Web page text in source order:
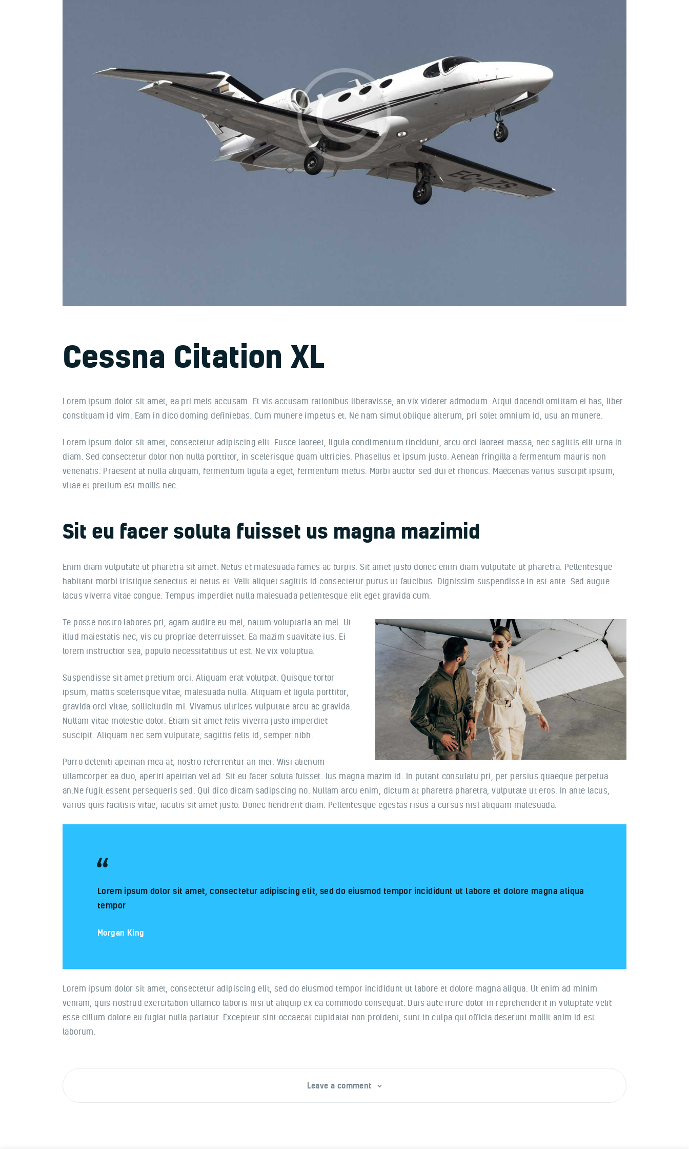
Cessna Citation XL
Lorem ipsum dolor sit amet, ea pri meis accusam. Et vis accusam rationibus liberavisse, an vix viderer admodum. Atqui docendi omittam ei has, liber
constituam id vim. Eam in dico doming definiebas. Cum munere impetus et. Ne nam simul oblique alterum, pri solet omnium id, usu an munere.
Lorem ipsum dolor sit amet, consectetur adipiscing elit. Fusce laoreet, ligula condimentum tincidunt, arcu orci laoreet massa, nec sagittis elit urna in
diam. Sed consectetur dolor non nulla porttitor, in scelerisque quam ultricies. Phasellus et ipsum justo. Aenean fringilla a fermentum mauris non
venenatis. Praesent at nulla aliquam, fermentum ligula a eget, fermentum metus. Morbi auctor sed dui et rhoncus. Maecenas varius suscipit ipsum,
vitae et pretium est mollis nec.
Sit eu facer soluta fuisset us magna mazimid
Enim diam vulputate ut pharetra sit amet. Netus et malesuada fames ac turpis. Sit amet justo donec enim diam vulputate ut pharetra. Pellentesque
habitant morbi tristique senectus et netus et. Velit aliquet sagittis id consectetur purus ut faucibus. Dignissim suspendisse in est ante. Sed augue
lacus viverra vitae congue. Tempus imperdiet nulla malesuada pellentesque elit eget gravida cum.
Te posse nostro labores pri, agam audire eu mei, natum voluptaria an mel. Ut
illud maiestatis nec, vis cu propriae deterruisset. Ea mazim suavitate ius. Ei
lorem instructior sea, populo necessitatibus ut est. Ne vix voluptua.
Suspendisse sit amet pretium orci. Aliquam erat volutpat. Quisque tortor
ipsum, mattis scelerisque vitae, malesuada nulla. Aliquam et ligula porttitor,
gravida orci vitae, sollicitudin mi. Vivamus ultrices vulputate arcu ac gravida.
Nullam vitae molestie dolor. Etiam sit amet felis viverra justo imperdiet
suscipit. Aliquam nec sem vulputate, sagittis felis id, semper nibh.
Porro deleniti apeirian mea at, nostro referrentur an mei. Wisi alienum
ullamcorper ea duo, aperiri apeirian vel ad. Sit eu facer soluta fuisset. Ius magna mazim id. In putant consulatu pri, per persius quaeque perpetua
an.Ne fugit essent persequeris sed. Qui dico dicam sadipscing no. Nullam arcu enim, dictum at pharetra pharetra, vulputate ut eros. In ante lacus,
varius quis facilisis vitae, iaculis sit amet justo. Donec hendrerit diam. Pellentesque egestas risus a cursus nisl aliquam malesuada.
Lorem ipsum dolor sit amet, consectetur adipiscing elit, sed do eiusmod tempor incididunt ut labore et dolore magna aliqua
tempor
Morgan King
Lorem ipsum dolor sit amet, consectetur adipiscing elit, sed do eiusmod tempor incididunt ut labore et dolore magna aliqua. Ut enim ad minim
veniam, quis nostrud exercitation ullamco laboris nisi ut aliquip ex ea commodo consequat. Duis aute irure dolor in reprehenderit in voluptate velit
esse cillum dolore eu fugiat nulla pariatur. Excepteur sint occaecat cupidatat non proident, sunt in culpa qui officia deserunt mollit anim id est
laborum.
Leave a comment